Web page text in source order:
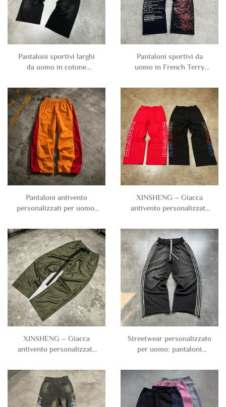
Pantaloni sportivi larghi
da uomo in cotone
effetto lavaggio acido,
doppia vita e stile hip hop
personalizzati anni 2000
Pantaloni sportivi da
uomo in French Terry
grafica, stile Hip Hop Y2k,
a gamba larga e con
doppia vita
Pantaloni antivento
personalizzati per uomo:
a gamba larga, in
poliestere e nylon, con
effetto patchwork e
blocchi di colore
XINSHENG – Giacca
antivento personalizzata
logo, impermeabile,
pantaloni da tuta in nylon
opaco e arricciato, taglio
largo e a gamba larga
XINSHENG – Giacca
antivento personalizzata
lampo laterale completa,
in poliestere, pantaloni
tecnici da tuta con tasche
cargo, in nylon, taglio
Streetwear personalizzato
per uomo: pantaloni
con righe laterali a stampa
leopardata, in cotone al
100%, con effetto acid
wash